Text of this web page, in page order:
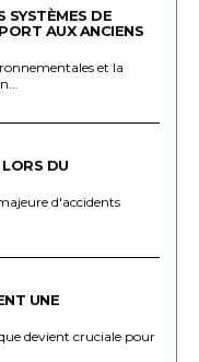
SYSTÈMES DE
AUX ANCIENS
et la
DU
d'accidents
UNE
devient cruciale pour